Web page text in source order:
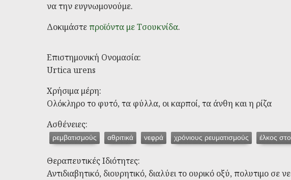
να την ευγνωμονούμε.
Δοκιμάστεπροϊόντα με Τσουκνίδα.
Επιστημονική Ονομασία:
Urtica urens
Χρήσιμα μέρη:
Ολόκληρο το φυτό, τα φύλλα, οι καρποί, τα άνθη και η ρίζα
Ασθένειες:
ρεμβατισμούς αθριτικά νεφρά χρόνιους ρευματισμούς έλκος
Θεραπευτικές Ιδιότητες:
Αντιδιαβητικό, διουρητικό, διαλύει το ουρικό οξύ, πολυτιμο